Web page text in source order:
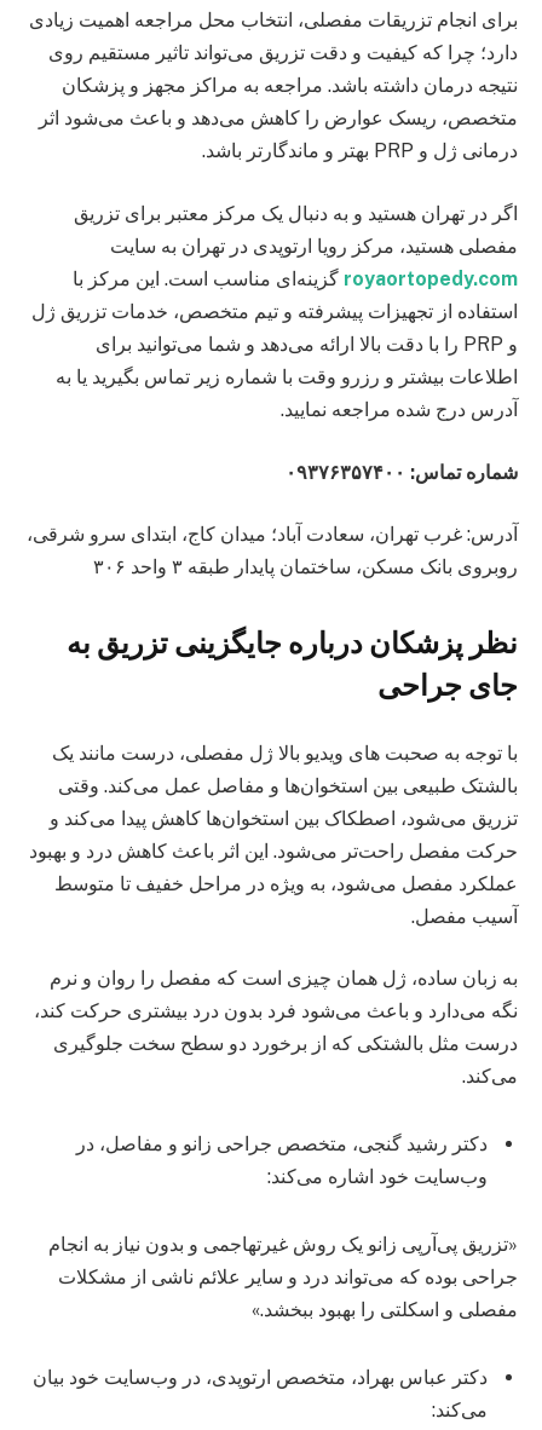
برای انجام تزریقات مفصلی، انتخاب محل مراجعه اهمیت زیادی
دارد؛ چرا که کیفیت و دقت تزریق می‌تواند تاثیر مستقیم روی
نتیجه درمان داشته باشد. مراجعه به مراکز مجهز و پزشکان
متخصص، ریسک عوارض را کاهش می‌دهد و باعث می‌شود اثر
درمانی ژل و PRP بهتر و ماندگارتر باشد.
اگر در تهران هستید و به دنبال یک مرکز معتبر برای تزریق
مفصلی هستید، مرکز رویا ارتوپدی در تهران به سایت
royaortopedy.com گزینه‌ای مناسب است. این مرکز با
استفاده از تجهیزات پیشرفته و تیم متخصص، خدمات تزریق ژل
و PRP را با دقت بالا ارائه می‌دهد و شما می‌توانید برای
اطلاعات بیشتر و رزرو وقت با شماره زیر تماس بگیرید یا به
آدرس درج شده مراجعه نمایید.
شماره تماس: ۰۹۳۷۶۳۵۷۴۰۰
آدرس: غرب تهران، سعادت آباد؛ میدان کاج، ابتدای سرو شرقی،
روبروی بانک مسکن، ساختمان پایدار طبقه ۳ واحد ۳۰۶
نظر پزشکان درباره جایگزینی تزریق به
جای جراحی
با توجه به صحبت های ویدیو بالا ژل مفصلی، درست مانند یک
بالشتک طبیعی بین استخوان‌ها و مفاصل عمل می‌کند. وقتی
تزریق می‌شود، اصطکاک بین استخوان‌ها کاهش پیدا می‌کند و
حرکت مفصل راحت‌تر می‌شود. این اثر باعث کاهش درد و بهبود
عملکرد مفصل می‌شود، به ویژه در مراحل خفیف تا متوسط
آسیب مفصل.
به زبان ساده، ژل همان چیزی است که مفصل را روان و نرم
نگه می‌دارد و باعث می‌شود فرد بدون درد بیشتری حرکت کند،
درست مثل بالشتکی که از برخورد دو سطح سخت جلوگیری
می‌کند.
دکتر رشید گنجی، متخصص جراحی زانو و مفاصل، در
وب‌سایت خود اشاره می‌کند:
«تزریق پی‌آر‌پی زانو یک روش غیرتهاجمی و بدون نیاز به انجام
جراحی بوده که می‌تواند درد و سایر علائم ناشی از مشکلات
مفصلی و اسکلتی را بهبود ببخشد.»
دکتر عباس بهراد، متخصص ارتوپدی، در وب‌سایت خود بیان
می‌کند: